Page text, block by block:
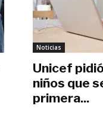
Noticias
Unicef
niños que
primera...